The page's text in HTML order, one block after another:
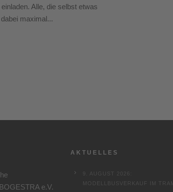
einladen. Alle, die selbst etwas
maximal...
e.V.
AKTUELLES
9. AUGUST 2026:
MODELLBUSVERKAUF IM